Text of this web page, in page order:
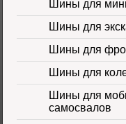
Шина 16.9-
14PR TL
Цена 60000
Шины для
Шины для
Шины для
Шины для
Шины для
самосвалов